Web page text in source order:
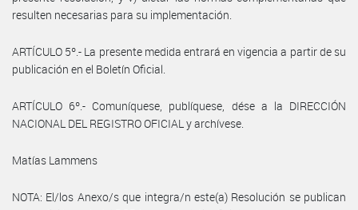
resulten necesarias para su implementación.
ARTÍCULO 5º.- La presente medida entrará en vigencia a partir de su
publicación en el Boletín Oficial.
ARTÍCULO 6º.- Comuníquese, publíquese, dése a la DIRECCIÓN
NACIONAL DEL REGISTRO OFICIAL y archívese.
Matías Lammens
NOTA: El/los Anexo/s que integra/n este(a) Resolución se publican